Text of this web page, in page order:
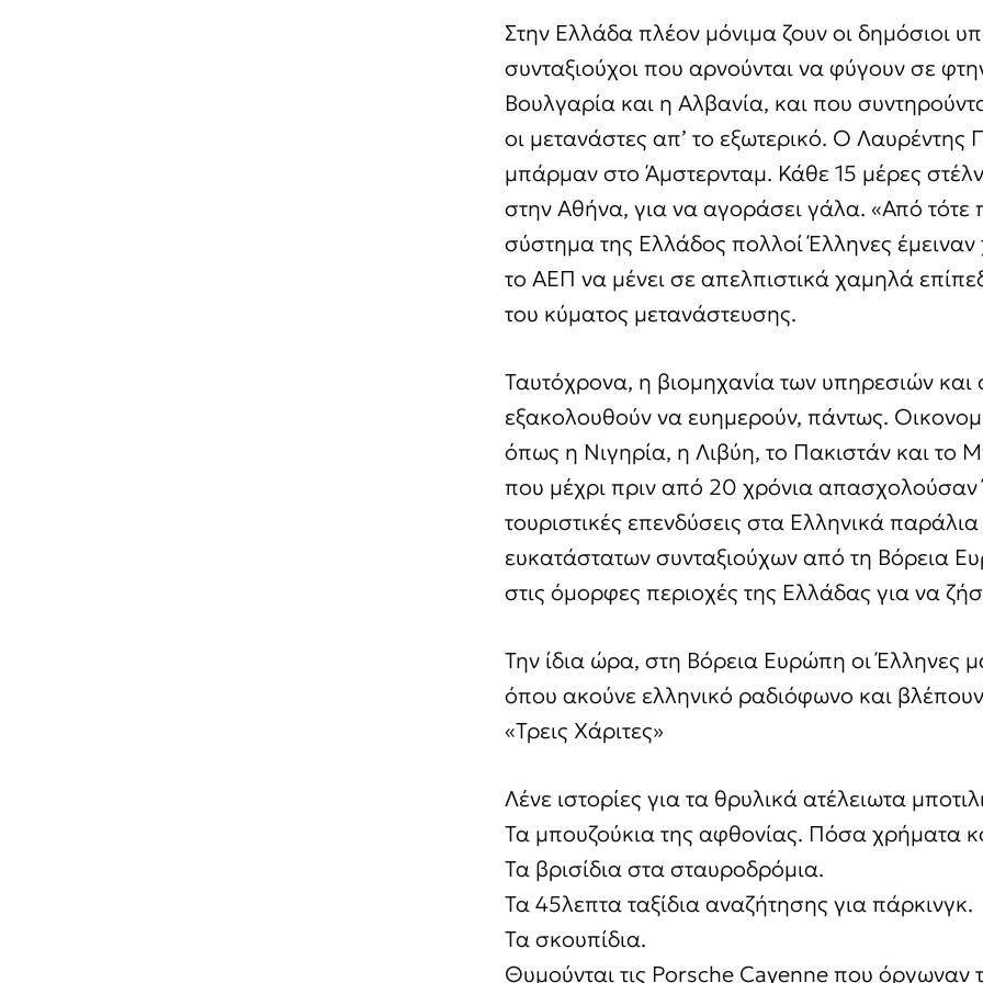
Στην Ελλάδα πλέον μόνιμα ζουν οι δημόσιοι
συνταξιούχοι που αρνούνται να φύγουν σε
Βουλγαρία και η Αλβανία, και που
οι μετανάστες απ’ το εξωτερικό. O Λαυρέντης
μπάρμαν στο Άμστερνταμ. Κάθε 15 μέρες
στην Αθήνα, για να αγοράσει γάλα. «Από τότε
σύστημα της Ελλάδος πολλοί Έλληνες
το ΑΕΠ να μένει σε απελπιστικά χαμηλά
του κύματος μετανάστευσης.
Ταυτόχρονα, η βιομηχανία των υπηρεσιών
εξακολουθούν να ευημερούν, πάντως.
όπως η Νιγηρία, η Λιβύη, το Πακιστάν και το
που μέχρι πριν από 20 χρόνια
τουριστικές επενδύσεις στα Ελληνικά
ευκατάστατων συνταξιούχων από τη Βόρεια
στις όμορφες περιοχές της Ελλάδας για να
Την ίδια ώρα, στη Βόρεια Ευρώπη οι Έλληνες
όπου ακούνε ελληνικό ραδιόφωνο και
«Τρεις Χάριτες»
Λένε ιστορίες για τα θρυλικά ατέλειωτα
Τα μπουζούκια της αφθονίας. Πόσα χρήματα
Τα βρισίδια στα σταυροδρόμια.
Τα 45λεπτα ταξίδια αναζήτησης για πάρκινγκ.
Τα σκουπίδια.
Θυμούνται τις Porsche Cayenne που όργωναν